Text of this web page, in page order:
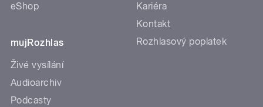
eShop
mujRozhlas
Živé vysílání
Audioarchiv
Podcasty
Kariéra
Kontakt
Rozhlasový poplatek